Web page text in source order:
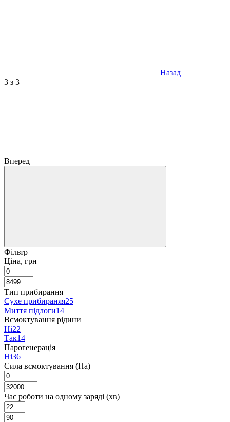
Назад
3 з 3
Вперед
Фільтр
Ціна, грн
Тип прибирання
Сухе прибираняя25
Миття підлоги14
Всмоктування рідини
Ні22
Так14
Парогенерація
Ні36
Сила всмоктування (Па)
Час роботи на одному заряді (хв)